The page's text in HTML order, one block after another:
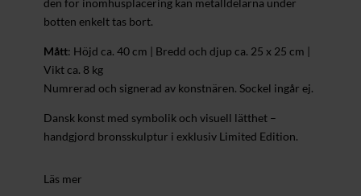
den för inomhusplacering kan metalldelarna under
botten enkelt tas bort.
Mått: Höjd ca. 40 cm | Bredd och djup ca. 25 x 25 cm |
Vikt ca. 8 kg
Numrerad och signerad av konstnären. Sockel ingår ej.
Dansk konst med symbolik och visuell lätthet –
handgjord bronsskulptur i exklusiv Limited Edition.
Läs mer